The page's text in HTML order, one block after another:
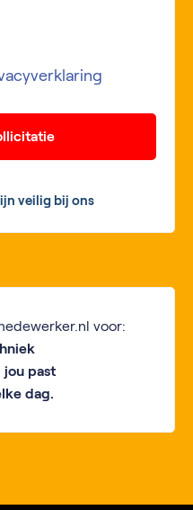
veilig bij ons
voor:
jou past
dag.